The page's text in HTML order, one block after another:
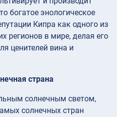
богатое энологическое
Кипра как одного из
регионов в мире, делая его
ценителей вина и
страна
солнечным светом,
солнечных стран